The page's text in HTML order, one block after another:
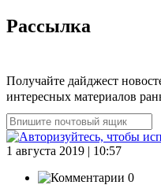
Рассылка
Получайте дайджест
интересных материалов
1 августа 2019 | 10:57
0